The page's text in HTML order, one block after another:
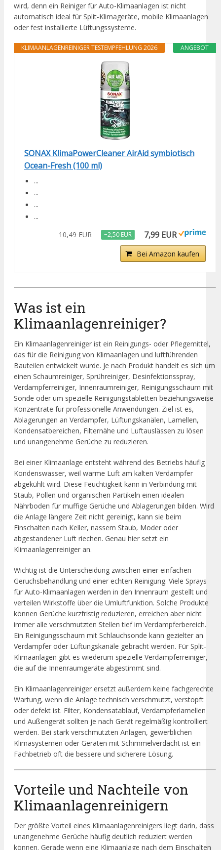
wird, denn ein Reiniger für Auto-Klimaanlagen ist nicht
automatisch ideal für Split-Klimageräte, mobile Klimaanlagen
oder fest installierte Lüftungssysteme.
ANGEBOT
KLIMAANLAGENREINIGER TESTEMPFEHLUNG 2026
SONAX KlimaPowerCleaner AirAid symbiotisch
Ocean-Fresh (100 ml)
...
...
...
...
10,49 EUR −2,50 EUR 7,99 EUR
Bei Amazon kaufen
Was ist ein
Klimaanlagenreiniger?
Ein Klimaanlagenreiniger ist ein Reinigungs- oder Pflegemittel,
das für die Reinigung von Klimaanlagen und luftführenden
Bauteilen entwickelt wurde. Je nach Produkt handelt es sich um
einen Schaumreiniger, Sprühreiniger, Desinfektionsspray,
Verdampferreiniger, Innenraumreiniger, Reinigungsschaum mit
Sonde oder um spezielle Reinigungstabletten beziehungsweise
Konzentrate für professionelle Anwendungen. Ziel ist es,
Ablagerungen an Verdampfer, Lüftungskanälen, Lamellen,
Kondensatbereichen, Filternähe und Luftauslässen zu lösen
und unangenehme Gerüche zu reduzieren.
Bei einer Klimaanlage entsteht während des Betriebs häufig
Kondenswasser, weil warme Luft am kalten Verdampfer
abgekühlt wird. Diese Feuchtigkeit kann in Verbindung mit
Staub, Pollen und organischen Partikeln einen idealen
Nährboden für muffige Gerüche und Ablagerungen bilden. Wird
die Anlage längere Zeit nicht gereinigt, kann sie beim
Einschalten nach Keller, nassem Staub, Moder oder
abgestandener Luft riechen. Genau hier setzt ein
Klimaanlagenreiniger an.
Wichtig ist die Unterscheidung zwischen einer einfachen
Geruchsbehandlung und einer echten Reinigung. Viele Sprays
für Auto-Klimaanlagen werden in den Innenraum gestellt und
verteilen Wirkstoffe über die Umluftfunktion. Solche Produkte
können Gerüche kurzfristig reduzieren, erreichen aber nicht
immer alle verschmutzten Stellen tief im Verdampferbereich.
Ein Reinigungsschaum mit Schlauchsonde kann gezielter an
Verdampfer oder Lüftungskanäle gebracht werden. Für Split-
Klimaanlagen gibt es wiederum spezielle Verdampferreiniger,
die auf die Innenraumgeräte abgestimmt sind.
Ein Klimaanlagenreiniger ersetzt außerdem keine fachgerechte
Wartung, wenn die Anlage technisch verschmutzt, verstopft
oder defekt ist. Filter, Kondensatablauf, Verdampferlamellen
und Außengerät sollten je nach Gerät regelmäßig kontrolliert
werden. Bei stark verschmutzten Anlagen, gewerblichen
Klimasystemen oder Geräten mit Schimmelverdacht ist ein
Fachbetrieb oft die bessere und sicherere Lösung.
Vorteile und Nachteile von
Klimaanlagenreinigern
Der größte Vorteil eines Klimaanlagenreinigers liegt darin, dass
unangenehme Gerüche häufig deutlich reduziert werden
können. Gerade wenn eine Klimaanlage nach dem Einschalten